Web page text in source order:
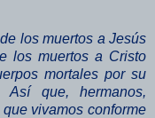
los muertos a Jesús
los muertos a Cristo
mortales por su
que, hermanos,
vivamos conforme